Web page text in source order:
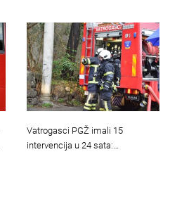
Vatrogasci PGŽ imali 15
intervencija u 24 sata:…